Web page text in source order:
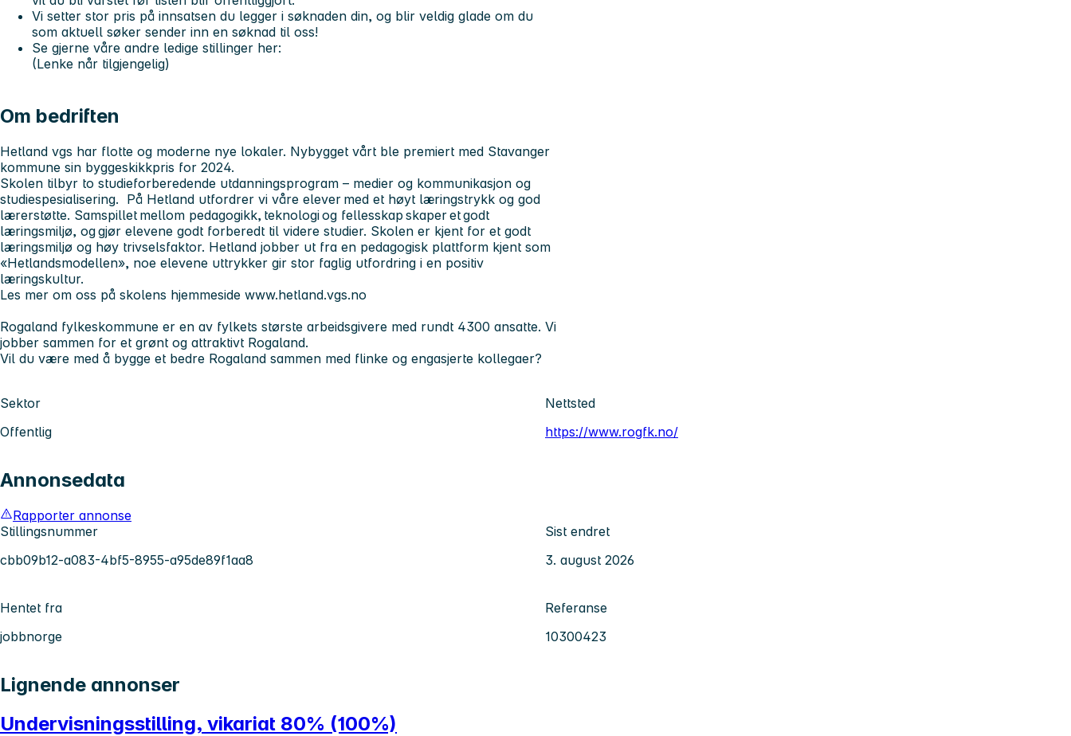
Vi setter stor pris på innsatsen du legger i søknaden din, og blir veldig glade om du
som aktuell søker sender inn en søknad til oss!
Se gjerne våre andre ledige stillinger her:
(Lenke når tilgjengelig)
Om bedriften
Hetland vgs har flotte og moderne nye lokaler. Nybygget vårt ble premiert med Stavanger
kommune sin byggeskikkpris for 2024.
Skolen tilbyr to studieforberedende utdanningsprogram – medier og kommunikasjon og
studiespesialisering. På Hetland utfordrer vi våre elever med et høyt læringstrykk og god
lærerstøtte. Samspillet mellom pedagogikk, teknologi og fellesskap skaper et godt
læringsmiljø, og gjør elevene godt forberedt til videre studier. Skolen er kjent for et godt
læringsmiljø og høy trivselsfaktor. Hetland jobber ut fra en pedagogisk plattform kjent som
«Hetlandsmodellen», noe elevene uttrykker gir stor faglig utfordring i en positiv
læringskultur.
Les mer om oss på skolens hjemmeside www.hetland.vgs.no
Rogaland fylkeskommune er en av fylkets største arbeidsgivere med rundt 4300 ansatte. Vi
jobber sammen for et grønt og attraktivt Rogaland.
Vil du være med å bygge et bedre Rogaland sammen med flinke og engasjerte kollegaer?
Sektor
Offentlig
Nettsted
https://www.rogfk.no/
Annonsedata
Rapporter annonse
Stillingsnummer
cbb09b12-a083-4bf5-8955-a95de89f1aa8
Sist endret
3. august 2026
Hentet fra
jobbnorge
Referanse
10300423
Lignende annonser
Undervisningsstilling, vikariat 80% (100%)